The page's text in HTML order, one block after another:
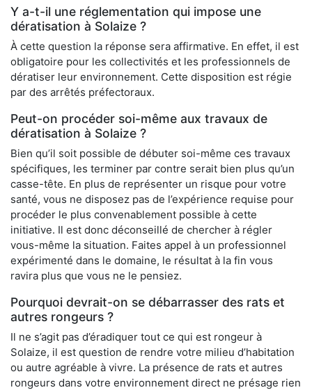
Y a-t-il une réglementation qui impose une
dératisation à Solaize ?
À cette question la réponse sera affirmative. En effet, il est
obligatoire pour les collectivités et les professionnels de
dératiser leur environnement. Cette disposition est régie
par des arrêtés préfectoraux.
Peut-on procéder soi-même aux travaux de
dératisation à Solaize ?
Bien qu’il soit possible de débuter soi-même ces travaux
spécifiques, les terminer par contre serait bien plus qu’un
casse-tête. En plus de représenter un risque pour votre
santé, vous ne disposez pas de l’expérience requise pour
procéder le plus convenablement possible à cette
initiative. Il est donc déconseillé de chercher à régler
vous-même la situation. Faites appel à un professionnel
expérimenté dans le domaine, le résultat à la fin vous
ravira plus que vous ne le pensiez.
Pourquoi devrait-on se débarrasser des rats et
autres rongeurs ?
Il ne s’agit pas d’éradiquer tout ce qui est rongeur à
Solaize, il est question de rendre votre milieu d’habitation
ou autre agréable à vivre. La présence de rats et autres
rongeurs dans votre environnement direct ne présage rien